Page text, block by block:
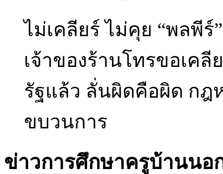
ไม่เคลียร์ ไม่คุย “พลพี
เจ้าของร้านโทรขอเคลี
รัฐแล้ว ลั่นผิดคือผิด กฎ
ขบวนการ
ข่าวการศึกษาครูบ้านนอ